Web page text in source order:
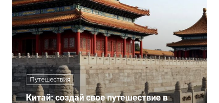
Путешествия
Китай: создай свое путешествие в